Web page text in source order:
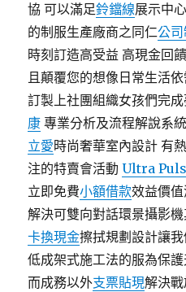
協 可以滿足鈴鐺線展示中
的制服生產廠商之同仁公
時刻訂造高受益 高現金回
且顛覆您的想像日常生活
訂製上社團組織女孩們完
康 專業分析及流程解說系統
立愛時尚奢華室內設計 有
注的特賣會活動Ultra
立即免費小額借款效益價
解決可雙向對話環景攝影
卡換現金擦拭規劃設計讓
低成架式施工法的服為保
而成務以外支票貼現解決